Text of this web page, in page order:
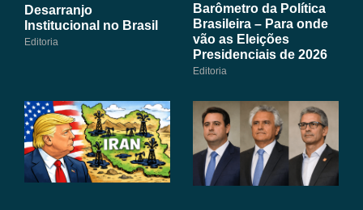
Desarranjo
Institucional no Brasil
Editoria
Barômetro da Política
Brasileira – Para onde
vão as Eleições
Presidenciais de 2026
Editoria